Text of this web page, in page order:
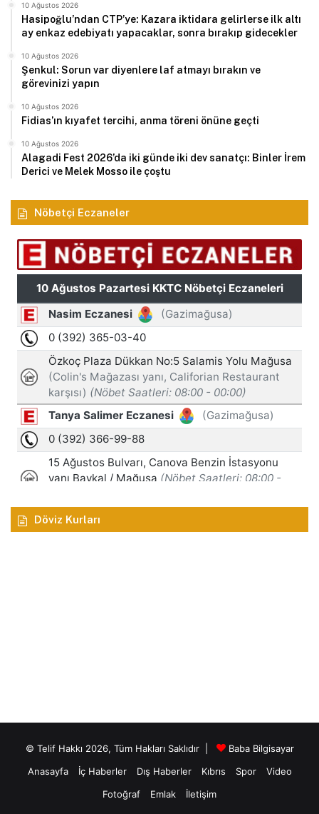
10 Ağustos 2026
Hasipoğlu’ndan CTP’ye: Kazara iktidara gelirlerse ilk altı
ay enkaz edebiyatı yapacaklar, sonra bırakıp gidecekler
10 Ağustos 2026
Şenkul: Sorun var diyenlere laf atmayı bırakın ve
görevinizi yapın
10 Ağustos 2026
Fidias’ın kıyafet tercihi, anma töreni önüne geçti
10 Ağustos 2026
Alagadi Fest 2026’da iki günde iki dev sanatçı: Binler İrem
Derici ve Melek Mosso ile çoştu
Nöbetçi Eczaneler
Döviz Kurları
© Telif Hakkı 2026, Tüm Hakları Saklıdır |
Baba Bilgisayar
Anasayfa
İç Haberler Dış Haberler Kıbrıs Spor
Video
Fotoğraf
Emlak İletişim